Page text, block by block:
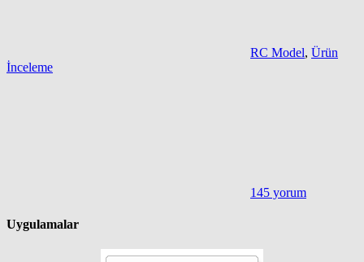
RC Model, Ürün
İnceleme
145 yorum
Uygulamalar